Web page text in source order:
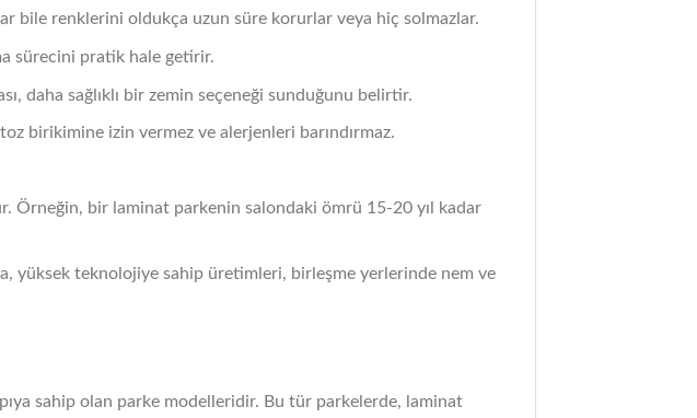
bile renklerini oldukça uzun süre korurlar veya hiç solmazlar.
sürecini pratik hale getirir.
daha sağlıklı bir zemin seçeneği sunduğunu belirtir.
birikimine izin vermez ve alerjenleri barındırmaz.
Örneğin, bir laminat parkenin salondaki ömrü 15-20 yıl kadar
yüksek teknolojiye sahip üretimleri, birleşme yerlerinde nem ve
sahip olan parke modelleridir. Bu tür parkelerde, laminat